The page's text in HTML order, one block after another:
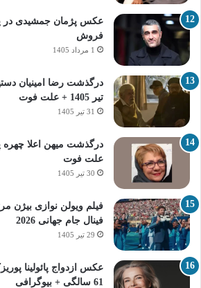
عکس پژمان جمشیدی در
فروش
1 مرداد 1405
تیر 1405 + علت فوت
31 تیر 1405
درگذشت میهن اعلا چهره
علت فوت
30 تیر 1405
فیلم ویولن نوازی بیژن
فینال جام جهانی 2026
29 تیر 1405
عکس ازدواج پائولینا
61 سالگی + بیوگرافی